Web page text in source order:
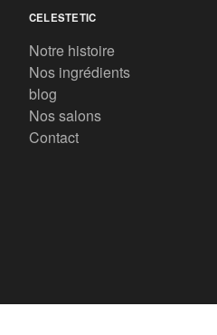
CELESTETIC
Notre histoire
Nos ingrédients
blog
Nos salons
Contact